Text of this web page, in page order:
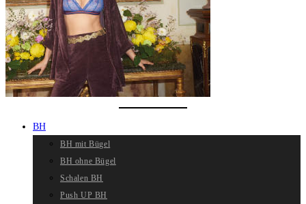
BH
BH mit Bügel
BH ohne Bügel
Schalen BH
Push UP BH